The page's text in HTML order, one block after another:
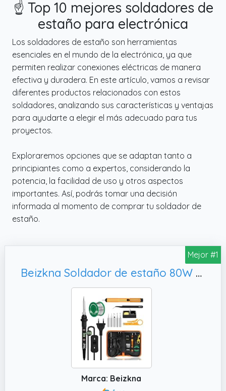
☝️ Top 10 mejores soldadores de
estaño para electrónica
Los soldadores de estaño son herramientas
esenciales en el mundo de la electrónica, ya que
permiten realizar conexiones eléctricas de manera
efectiva y duradera. En este artículo, vamos a revisar
diferentes productos relacionados con estos
soldadores, analizando sus características y ventajas
para ayudarte a elegir el más adecuado para tus
proyectos.
Exploraremos opciones que se adaptan tanto a
principiantes como a expertos, considerando la
potencia, la facilidad de uso y otros aspectos
importantes. Así, podrás tomar una decisión
informada al momento de comprar tu soldador de
estaño.
Mejor #1
Beizkna Soldador de estaño 80W Kit 13 en 1 Soldador Profesional con Temperatura Ajustable 180℃-520℃, Alambre de Soldadura
Marca: Beizkna